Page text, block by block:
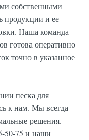
собственными
продукции и ее
Наша команда
готова оперативно
точно в указанное
песка для
к нам. Мы всегда
решения.
50-75 и наши